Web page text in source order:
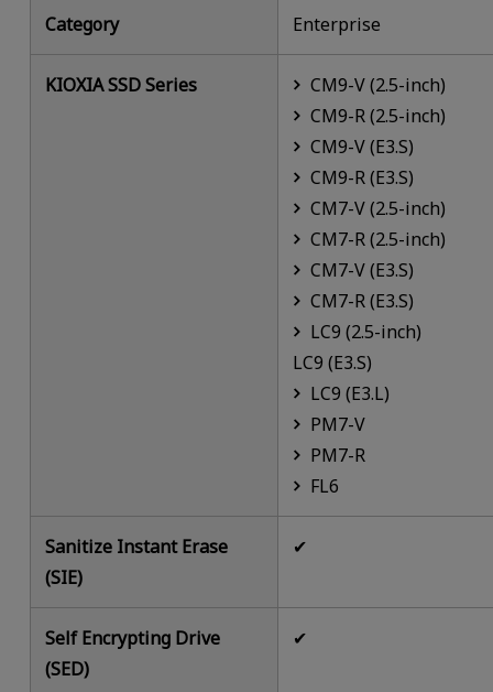
Category Enterprise
KIOXIA SSD Series
CM9-V (2.5-inch)
CM9-R (2.5-inch)
CM9-V (E3.S)
CM9-R (E3.S)
CM7-V (2.5-inch)
CM7-R (2.5-inch)
CM7-V (E3.S)
CM7-R (E3.S)
LC9 (2.5-inch)
LC9 (E3.S)
LC9 (E3.L)
PM7-V
PM7-R
FL6
Sanitize Instant Erase
(SIE)
✔
Self Encrypting Drive
(SED)
✔